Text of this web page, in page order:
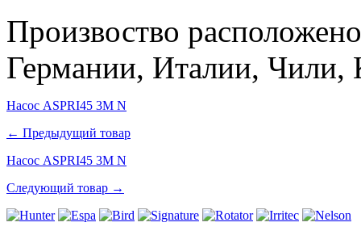
Произвоство
Германии, Италии, Чили,
Насос ASPRI45 3M N
← Предыдущий товар
Насос ASPRI45 3M N
Следующий товар →